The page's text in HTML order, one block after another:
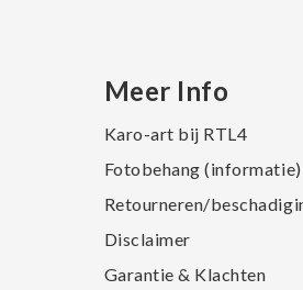
Meer Info
Karo-art bij RTL4
Fotobehang (informatie)
Retourneren/
Disclaimer
Garantie & Klachten